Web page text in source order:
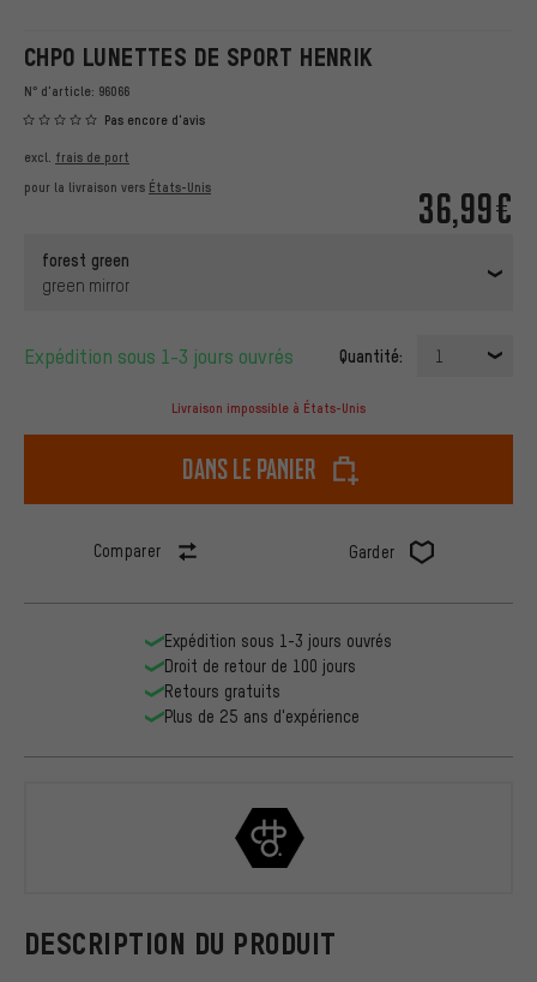
CHPO LUNETTES DE SPORT HENRIK
N° d'article: 96066
Pas encore d'avis
36,99€
excl. frais de port
pour la livraison vers États-Unis
forest green
green mirror
Expédition sous 1-3 jours ouvrés Quantité: 1
Livraison impossible à États-Unis
dans le panier
Comparer Garder
DESCRIPTION DU PRODUIT
Expédition sous 1-3 jours ouvrés
Droit de retour de 100 jours
Retours gratuits
Plus de 25 ans d'expérience